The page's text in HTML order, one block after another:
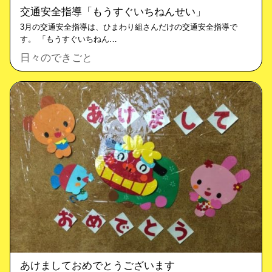
交通安全指導「もうすぐいちねんせい」
3月の交通安全指導は、ひまわり組さんだけの交通安全指導で
す。 「もうすぐいちねん…
日々のできごと
あけましておめでとうございます